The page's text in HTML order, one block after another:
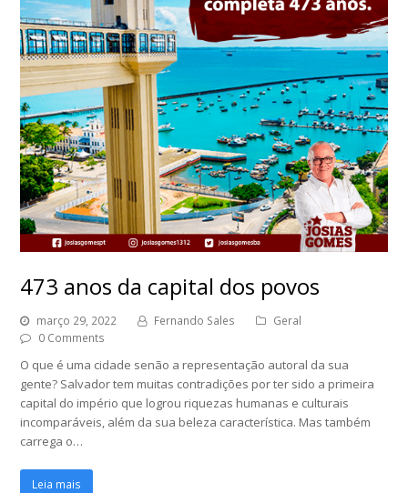
473 anos da capital dos povos
março 29, 2022 Fernando Sales
Geral
0 Comments
O que é uma cidade senão a representação autoral da sua
gente? Salvador tem muitas contradições por ter sido a primeira
capital do império que logrou riquezas humanas e culturais
incomparáveis, além da sua beleza característica. Mas também
carrega o…
Leia mais